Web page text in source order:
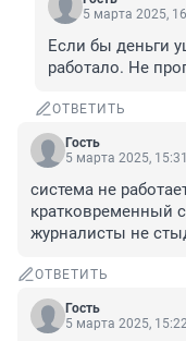
5 марта 2025,
Если бы деньги
работало. Не
ОТВЕТИТЬ
Гость
5 марта 2025, 15:31
система не
кратковременный
журналисты не
ОТВЕТИТЬ
Гость
5 марта 2025,